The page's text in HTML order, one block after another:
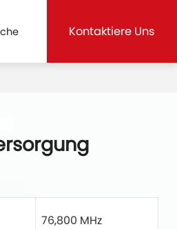
Kontaktiere Uns
76,800 MHz